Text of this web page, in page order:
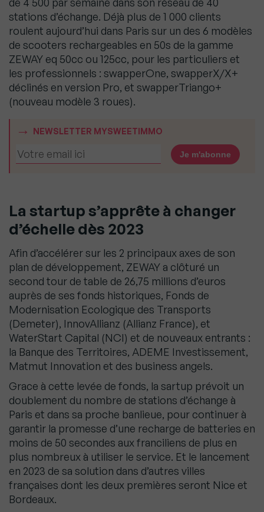
de 4 500 par semaine dans son réseau de 40
stations d’échange. Déjà plus de 1 000 clients
roulent aujourd’hui dans Paris sur un des 6 modèles
de scooters rechargeables en 50s de la gamme
ZEWAY eq 50cc ou 125cc, pour les particuliers et
les professionnels : swapperOne, swapperX/X+
déclinés en version Pro, et swapperTriango+
(nouveau modèle 3 roues).
NEWSLETTER MYSWEETIMMO
La startup s’apprête à changer
d’échelle dès 2023
Afin d’accélérer sur les 2 principaux axes de son
plan de développement, ZEWAY a clôturé un
second tour de table de 26,75 millions d’euros
auprès de ses fonds historiques, Fonds de
Modernisation Ecologique des Transports
(Demeter), InnovAllianz (Allianz France), et
WaterStart Capital (NCI) et de nouveaux entrants :
la Banque des Territoires, ADEME Investissement,
Matmut Innovation et des business angels.
Grace à cette levée de fonds, la sartup prévoit un
doublement du nombre de stations d’échange à
Paris et dans sa proche banlieue, pour continuer à
garantir la promesse d’une recharge de batteries en
moins de 50 secondes aux franciliens de plus en
plus nombreux à utiliser le service. Et le lancement
en 2023 de sa solution dans d’autres villes
françaises dont les deux premières seront Nice et
Bordeaux.